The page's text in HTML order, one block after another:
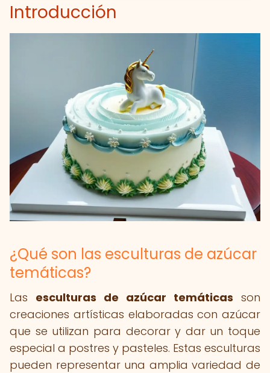
Introducción
¿Qué son las esculturas de azúcar
temáticas?
Las esculturas de azúcar temáticas son
creaciones artísticas elaboradas con azúcar
que se utilizan para decorar y dar un toque
especial a postres y pasteles. Estas esculturas
pueden representar una amplia variedad de